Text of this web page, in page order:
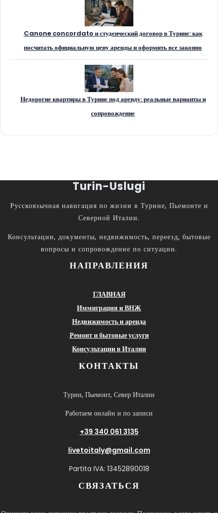
Canone concordato и студенческий договор в Турине: как
посчитать официальную цену аренды и оформить все законно
Недорогие квартиры в Турине под аренду: реальные варианты и
сопровождение
Turin-Uslugi
Русскоязычная навигация по жизни в Турине, Пьемонте и
Северной Италии.
Консультации, документы, недвижимость, переезд, бытовые
вопросы и сопровождение по ситуации.
НАПРАВЛЕНИЯ
ГЛАВНАЯ
Иммиграция и ВНЖ
Недвижимость и аренда
Ремонт и бытовые услуги
Консультации в Италии
КОНТАКТЫ
Турин, Пьемонт, Север Италии
Работаем онлайн и по записи
+39 340 061 3135
livetoitaly@gmail.com
Partita IVA: 13452890018
СВЯЗАТЬСЯ